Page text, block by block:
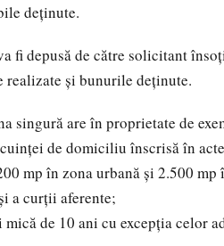
deținute.
fi depusă de către solicitant
realizate și bunurile deținute.
singură are în proprietate de
de domiciliu înscrisă în
mp în zona urbană și 2.500 mp
a curții aferente;
de 10 ani cu excepția celor